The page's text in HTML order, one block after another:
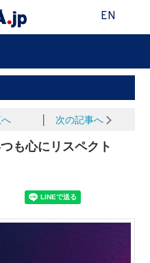
EN
次の記事へ
も心にリスペクト